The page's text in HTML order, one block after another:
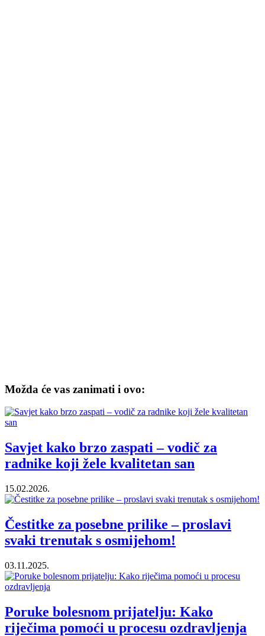
Možda će vas zanimati i ovo:
Savjet kako brzo zaspati – vodič za
radnike koji žele kvalitetan san
15.02.2026.
Čestitke za posebne prilike – proslavi
svaki trenutak s osmijehom!
03.11.2025.
Poruke bolesnom prijatelju: Kako
riječima pomoći u procesu ozdravljenja